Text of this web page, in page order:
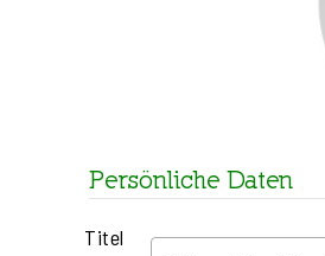
Persönliche Daten
Titel